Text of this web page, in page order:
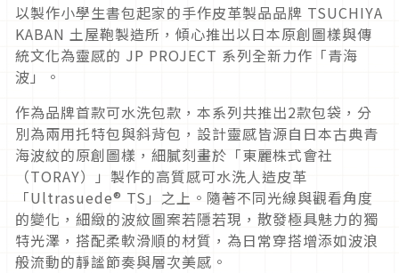
以製作小學生書包起家的手作皮革製品品牌 TSUCHIYA
KABAN 土屋鞄製造所，傾心推出以日本原創圖樣與傳
統文化為靈感的 JP PROJECT 系列全新力作「青海
波」。
作為品牌首款可水洗包款，本系列共推出2款包袋，分
別為兩用托特包與斜背包，設計靈感皆源自日本古典青
海波紋的原創圖樣，細膩刻畫於「東麗株式會社
（TORAY）」製作的高質感可水洗人造皮革
「Ultrasuede® TS」之上。隨著不同光線與觀看角度
的變化，細緻的波紋圖案若隱若現，散發極具魅力的獨
特光澤，搭配柔軟滑順的材質，為日常穿搭增添如波浪
般流動的靜謐節奏與層次美感。